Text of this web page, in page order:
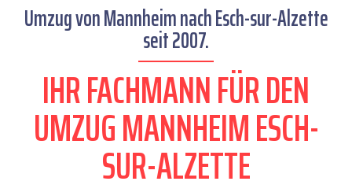
Umzug von Mannheim nach Esch-sur-Alzette
seit 2007.
IHR FACHMANN FÜR DEN
UMZUG MANNHEIM ESCH-
SUR-ALZETTE